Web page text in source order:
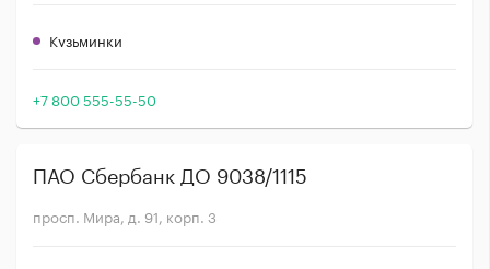
Кузьминки
+7 800 555-55-50
ПАО Сбербанк ДО 9038/1115
просп. Мира, д. 91, корп. 3